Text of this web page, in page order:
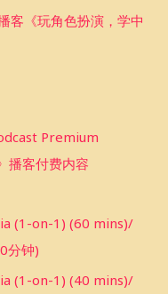
客《玩角色扮演，学中
Premium
播客付费内容
(1-on-1) (60 mins)/
分钟)
(1-on-1) (40 mins)/